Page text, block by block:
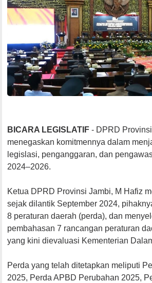
BICARA LEGISLATIF - DPRD
menegaskan komitmennya dalam
legislasi, penganggaran, dan
2024–2026.
Ketua DPRD Provinsi Jambi, M Hafiz
sejak dilantik September 2024,
8 peraturan daerah (perda), dan
pembahasan 7 rancangan peraturan
yang kini dievaluasi Kementerian
Perda yang telah ditetapkan meliputi
2025, Perda APBD Perubahan 2025,